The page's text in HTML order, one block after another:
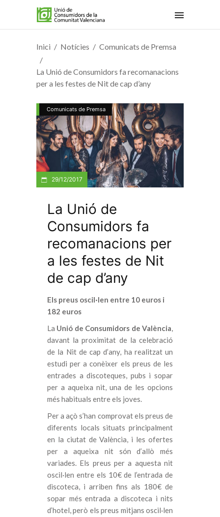
Inici Notícies Comunicats de Premsa
La Unió de Consumidors fa recomanacions
per a les festes de Nit de cap d’any
Comunicats de Premsa
29/12/2017
La Unió de
Consumidors fa
recomanacions per
a les festes de Nit
de cap d’any
Els preus oscil·len entre 10 euros i
182 euros
La Unió de Consumidors de València,
davant la proximitat de la celebració
de la Nit de cap d’any, ha realitzat un
estudi per a conèixer els preus de les
entrades a discoteques, pubs i sopar
per a aqueixa nit, una de les opcions
més habituals entre els joves.
Per a açò s’han comprovat els preus de
diferents locals situats principalment
en la ciutat de València, i les ofertes
per a aqueixa nit són d’allò més
variades. Els preus per a aquesta nit
oscil·len entre els 10€ de l’entrada de
discoteca, i arriben fins als 180€ de
sopar més entrada a discoteca i nits
d’hotel, però els preus mitjans oscil·len